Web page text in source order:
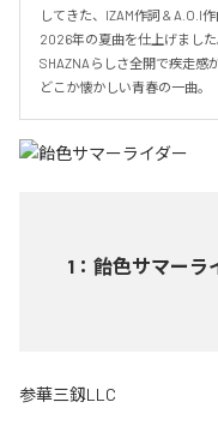
してきた、IZAM作詞 & A.O.I
2026年の夏曲を仕上げました
SHAZNAらしさ全開で疾走感
どこか懐かしい青春の一曲。
1 ： 飴色サマーラ
参華三釼LLC